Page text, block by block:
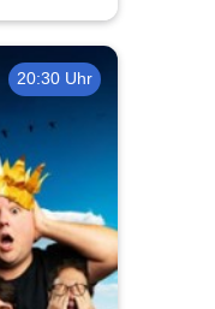
20:30 Uhr